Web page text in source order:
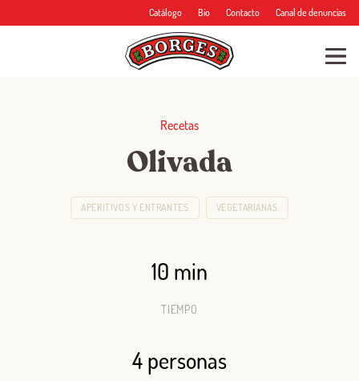
Catálogo Bio Contacto Canal de denuncias
Recetas
Olivada
APERITIVOS Y ENTRANTES VEGETARIANAS
10 min
TIEMPO
4 personas